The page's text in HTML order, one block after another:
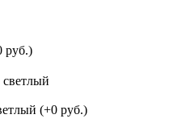
руб.)
(+0 руб.)